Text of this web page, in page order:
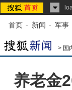
首页 - 新闻 - 军事
> 国
养老金